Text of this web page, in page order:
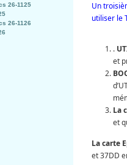
26-1125
26-1126
Un
utiliser le
.
et
La
et
La carte
et 37DD